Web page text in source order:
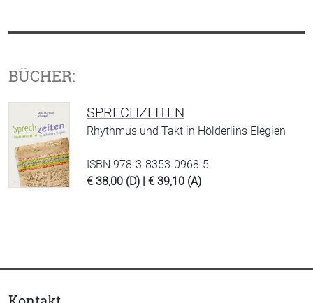
BÜCHER:
SPRECHZEITEN
Rhythmus und Takt in Hölderlins Elegien
ISBN 978-3-8353-0968-5
€ 38,00 (D) | € 39,10 (A)